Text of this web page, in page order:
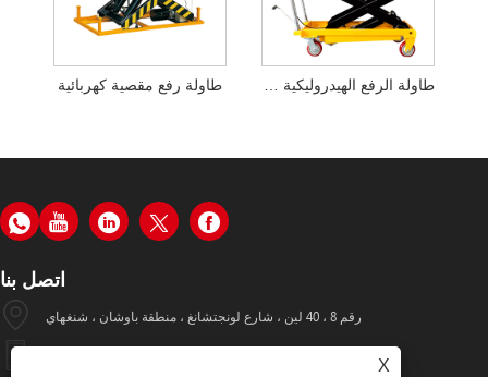
طاولة رفع مقصية كهربائية
اتصل بنا
رقم 8 ، 40 لين ، شارع لونجتشانغ ، منطقة باوشان ، شنغهاي
X